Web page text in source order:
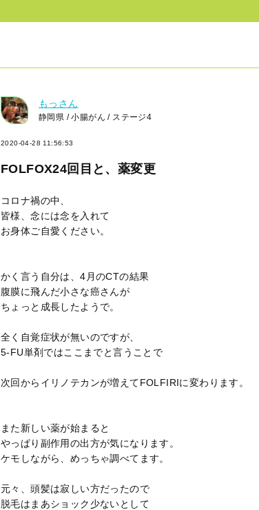
もっさん
静岡県 / 小腸がん / ステージ4
2020-04-28 11:56:53
FOLFOX24回目と、薬変更
コロナ禍の中、
皆様、念には念を入れて
お身体ご自愛ください。
かく言う自分は、4月のCTの結果
腹膜に飛んだ小さな癌さんが
ちょっと成長したようで。
全く自覚症状が無いのですが、
5-FU単剤ではここまでと言うことで
次回からイリノテカンが増えてFOLFIRIに変わります。
また新しい薬が始まると
やっぱり副作用の出方が気になります。
ケモしながら、めっちゃ調べてます。
元々、頭髪は寂しい方だったので
脱毛はまあショック少ないとして